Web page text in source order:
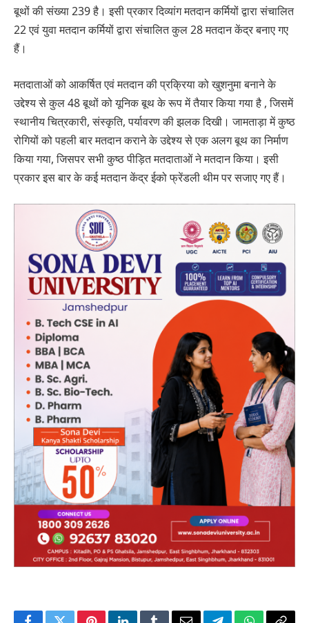
बूथों की संख्या 239 है। इसी प्रकार दिव्यांग मतदान कर्मियों द्वारा संचालित
22 एवं युवा मतदान कर्मियों द्वारा संचालित कुल 28 मतदान केंद्र बनाए गए
हैं।
मतदाताओं को आकर्षित एवं मतदान की प्रक्रिया को खुशनुमा बनाने के
उद्देश्य से कुल 48 बूथों को यूनिक बूथ के रूप में तैयार किया गया है , जिसमें
स्थानीय चित्रकारी, संस्कृति, पर्यावरण की झलक दिखी। जामताड़ा में कुष्ठ
रोगियों को पहली बार मतदान कराने के उद्देश्य से एक अलग बूथ का निर्माण
किया गया, जिसपर सभी कुष्ठ पीड़ित मतदाताओं ने मतदान किया। इसी
प्रकार इस बार के कई मतदान केंद्र ईको फ्रेंडली थीम पर सजाए गए हैं।